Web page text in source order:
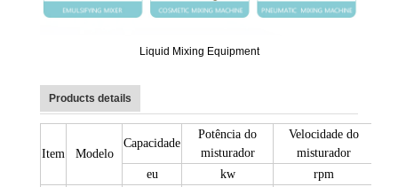
Liquid Mixing Equipment
Products details
Item Modelo
Capacidade
Potência do
misturador
Velocidade do
misturador
eu
kw
rpm